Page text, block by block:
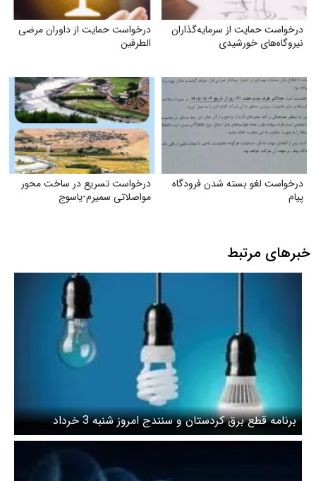
درخواست حمایت از سرمایه‌گذاران
نیروگاه‌های خورشیدی
درخواست حمایت از داوران مرضی
الطرفین
درخواست لغو بسته شدن فرودگاه
پیام
درخواست تسریع در ساخت محور
مواصلاتی سمیرم-یاسوج
خبرهای مرتبط
برنامه قطع برق کردستان و سنندج امروز شنبه 3 خرداد